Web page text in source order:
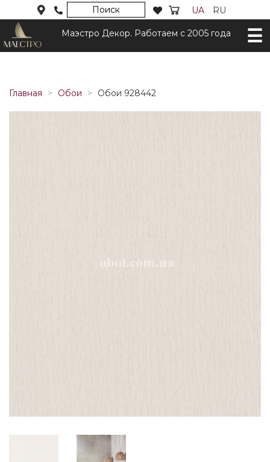
Поиск UA RU
Маэстро Декор. Работаем с 2005 года
Главная Обои Обои 928442